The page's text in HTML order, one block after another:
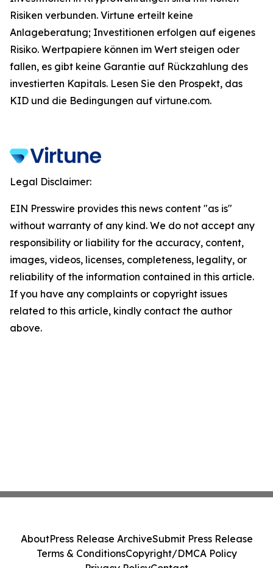
Risiken verbunden. Virtune erteilt keine
Anlageberatung; Investitionen erfolgen auf eigenes
Risiko. Wertpapiere können im Wert steigen oder
fallen, es gibt keine Garantie auf Rückzahlung des
investierten Kapitals. Lesen Sie den Prospekt, das
KID und die Bedingungen auf virtune.com.
Legal Disclaimer:
EIN Presswire provides this news content "as is"
without warranty of any kind. We do not accept any
responsibility or liability for the accuracy, content,
images, videos, licenses, completeness, legality, or
reliability of the information contained in this article.
If you have any complaints or copyright issues
related to this article, kindly contact the author
above.
AboutPress Release ArchiveSubmit Press Release
Terms & ConditionsCopyright/DMCA Policy